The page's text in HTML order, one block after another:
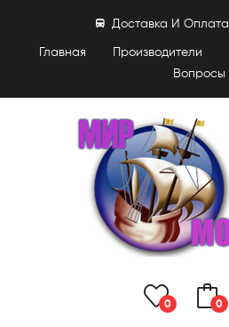
Главная Производители
Вопросы
Доставка И Оплата
0 0